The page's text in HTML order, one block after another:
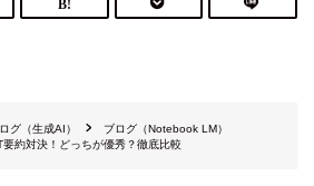
グ（生成AI）
ブログ（Notebook LM）
約対決！どっちが優秀？徹底比較